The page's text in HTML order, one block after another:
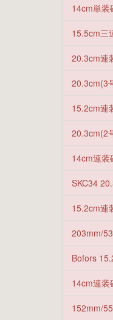
14cm単装
15.5cm三
20.3cm連
20.3cm(3
15.2cm連
20.3cm(2
14cm連装
SKC34
15.2cm連
203mm/
Bofors
14cm連装
152mm/